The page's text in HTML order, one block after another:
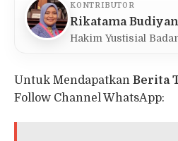
KONTRIBUTOR
Rikatama
Hakim Yustisial
Untuk Mendapatkan Berita
Follow Channel WhatsApp: